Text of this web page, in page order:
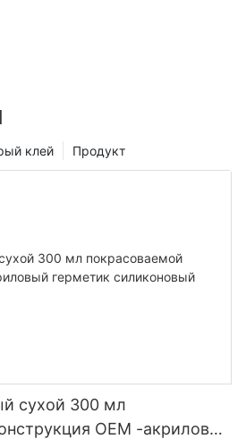
Продукт
клей
сухой 300 мл
OEM -акриловый